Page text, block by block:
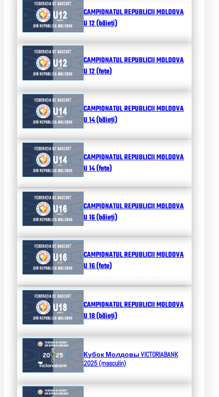
CAMPIONATUL REPUBLICII MOLDOVA
U 12 (băieți)
CAMPIONATUL REPUBLICII MOLDOVA
U 12 (fete)
CAMPIONATUL REPUBLICII MOLDOVA
U 14 (băieți)
CAMPIONATUL REPUBLICII MOLDOVA
U 14 (fete)
CAMPIONATUL REPUBLICII MOLDOVA
U 16 (băieți)
CAMPIONATUL REPUBLICII MOLDOVA
U 16 (fete)
CAMPIONATUL REPUBLICII MOLDOVA
U 18 (băieți)
Кубок МолдовыVICTORIABANK
2025 (masculin)